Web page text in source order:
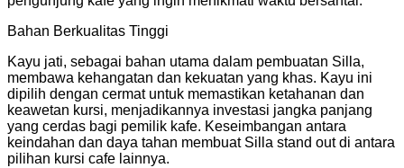
Bahan Berkualitas Tinggi
Kayu jati, sebagai bahan utama dalam pembuatan Silla,
membawa kehangatan dan kekuatan yang khas. Kayu ini
dipilih dengan cermat untuk memastikan ketahanan dan
keawetan kursi, menjadikannya investasi jangka panjang
yang cerdas bagi pemilik kafe. Keseimbangan antara
keindahan dan daya tahan membuat Silla stand out di antara
pilihan kursi cafe lainnya.